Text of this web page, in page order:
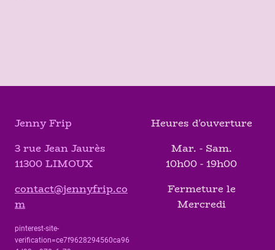
Jenny Frip
3 rue Jean Jaurès
11300 LIMOUX
contact@jennyfrip.co
m
pinterest-site-
verification=ce7f9628294560ca96
Heures d'ouverture
Mar. - Sam.
10h00 - 19h00
Fermeture le
Mercredi